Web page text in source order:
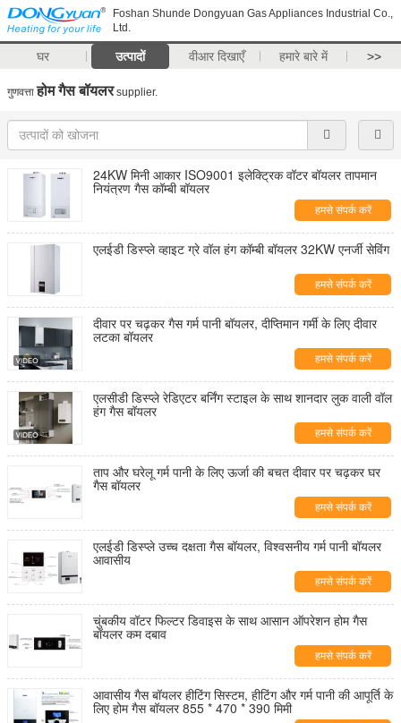
Foshan Shunde Dongyuan Gas Appliances Industrial Co.,
Ltd.
घर उत्पादों वीआर दिखाएँ हमारे बारे में >>
गुणवत्ता होम गैस बॉयलरsupplier.
24KW मिनी आकार ISO9001 इलेक्ट्रिक वॉटर बॉयलर तापमान
नियंत्रण गैस कॉम्बी बॉयलर
हमसे संपर्क करें
एलईडी डिस्प्ले व्हाइट ग्रे वॉल हंग कॉम्बी बॉयलर 32KW एनर्जी सेविंग
हमसे संपर्क करें
दीवार पर चढ़कर गैस गर्म पानी बॉयलर, दीप्तिमान गर्मी के लिए दीवार
लटका बॉयलर
हमसे संपर्क करें
एलसीडी डिस्प्ले रेडिएटर बर्निंग स्टाइल के साथ शानदार लुक वाली वॉल
हंग गैस बॉयलर
हमसे संपर्क करें
ताप और घरेलू गर्म पानी के लिए ऊर्जा की बचत दीवार पर चढ़कर घर
गैस बॉयलर
हमसे संपर्क करें
एलईडी डिस्प्ले उच्च दक्षता गैस बॉयलर, विश्वसनीय गर्म पानी बॉयलर
आवासीय
हमसे संपर्क करें
चुंबकीय वॉटर फिल्टर डिवाइस के साथ आसान ऑपरेशन होम गैस
बॉयलर कम दबाव
हमसे संपर्क करें
आवासीय गैस बॉयलर हीटिंग सिस्टम, हीटिंग और गर्म पानी की आपूर्ति के
लिए होम गैस बॉयलर 855 * 470 * 390 मिमी